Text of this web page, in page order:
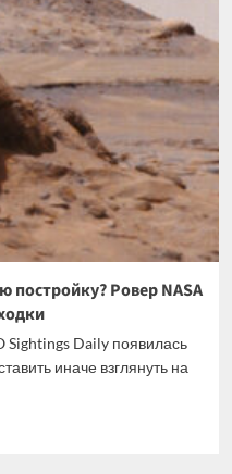
Ровер NASA
Sightings Daily появилась
иначе взглянуть на